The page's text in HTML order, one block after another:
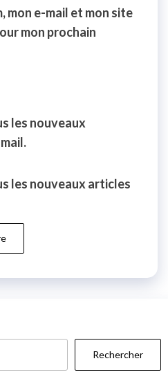
mon e-mail et mon site
mon prochain
les nouveaux
les nouveaux articles
Rechercher